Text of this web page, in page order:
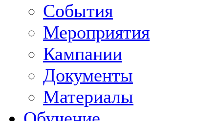
События
Мероприятия
Кампании
Документы
Материалы